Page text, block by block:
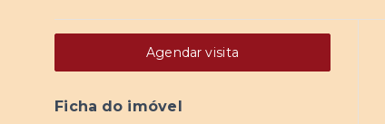
Agendar visita
Ficha do imóvel